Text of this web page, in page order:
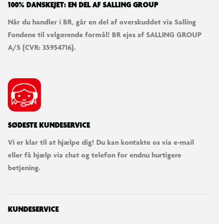
100% DANSKEJET: EN DEL AF SALLING GROUP
Når du handler i BR, går en del af overskuddet via Salling
Fondene til velgørende formål! BR ejes af SALLING GROUP
A/S (CVR: 35954716).
SØDESTE KUNDESERVICE
Vi er klar til at hjælpe dig! Du kan kontakte os via e-mail
eller få hjælp via chat og telefon for endnu hurtigere
betjening.
KUNDESERVICE